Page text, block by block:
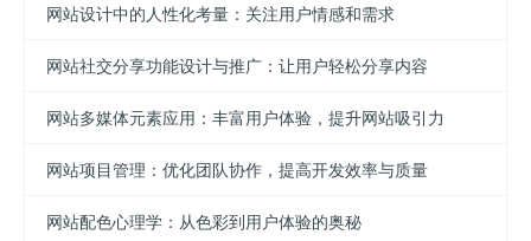
网站设计中的人性化考量：关注用户情感和需求
网站社交分享功能设计与推广：让用户轻松分享内容
网站多媒体元素应用：丰富用户体验，提升网站吸引力
网站项目管理：优化团队协作，提高开发效率与质量
网站配色心理学：从色彩到用户体验的奥秘